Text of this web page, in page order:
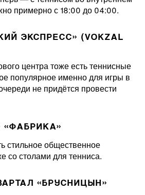
примерно с 18:00 до 04:00.
ЭКСПРЕСС» (VOKZAL
центра тоже есть теннисные
популярное именно для игры в
не придётся провести
стильное общественное
со столами для тенниса.
«БРУСНИЦЫН»